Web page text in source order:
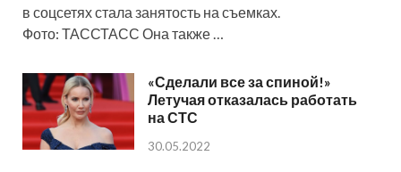
в соцсетях стала занятость на съемках.
Фото: ТАССТАСС Она также …
«Сделали все за спиной!»
Летучая отказалась работать
на СТС
30.05.2022